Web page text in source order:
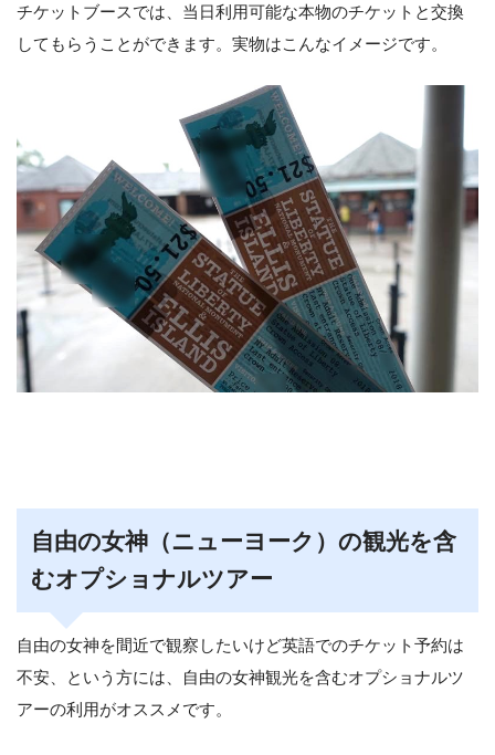
チケットブースでは、当日利用可能な本物のチケットと交換
してもらうことができます。実物はこんなイメージです。
自由の女神（ニューヨーク）の観光を含
むオプショナルツアー
自由の女神を間近で観察したいけど英語でのチケット予約は
不安、という方には、自由の女神観光を含むオプショナルツ
アーの利用がオススメです。